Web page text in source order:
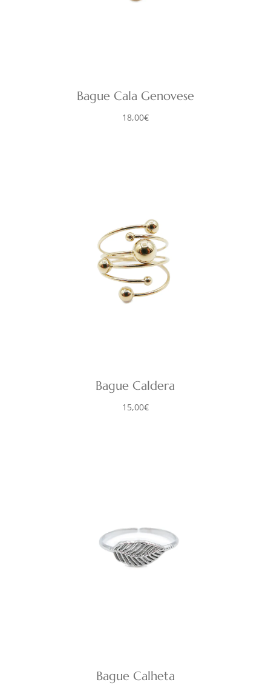
Bague Cala Genovese
18,00€
Bague Caldera
15,00€
Bague Calheta